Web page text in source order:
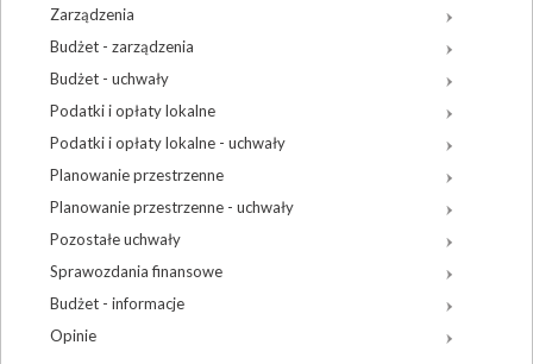
Zarządzenia
Budżet - zarządzenia
Budżet - uchwały
Podatki i opłaty lokalne
Podatki i opłaty lokalne - uchwały
Planowanie przestrzenne
Planowanie przestrzenne - uchwały
Pozostałe uchwały
Sprawozdania finansowe
Budżet - informacje
Opinie